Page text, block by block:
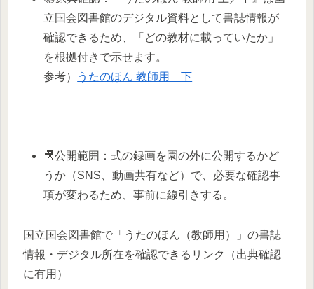
立国会図書館のデジタル資料として書誌情報が
確認できるため、「どの教材に載っていたか」
を根拠付きで示せます。
参考）
うたのほん 教師用 下
🎥公開範囲：式の録画を園の外に公開するかど
うか（SNS、動画共有など）で、必要な確認事
項が変わるため、事前に線引きする。
国立国会図書館で「うたのほん（教師用）」の書誌
情報・デジタル所在を確認できるリンク（出典確認
に有用）